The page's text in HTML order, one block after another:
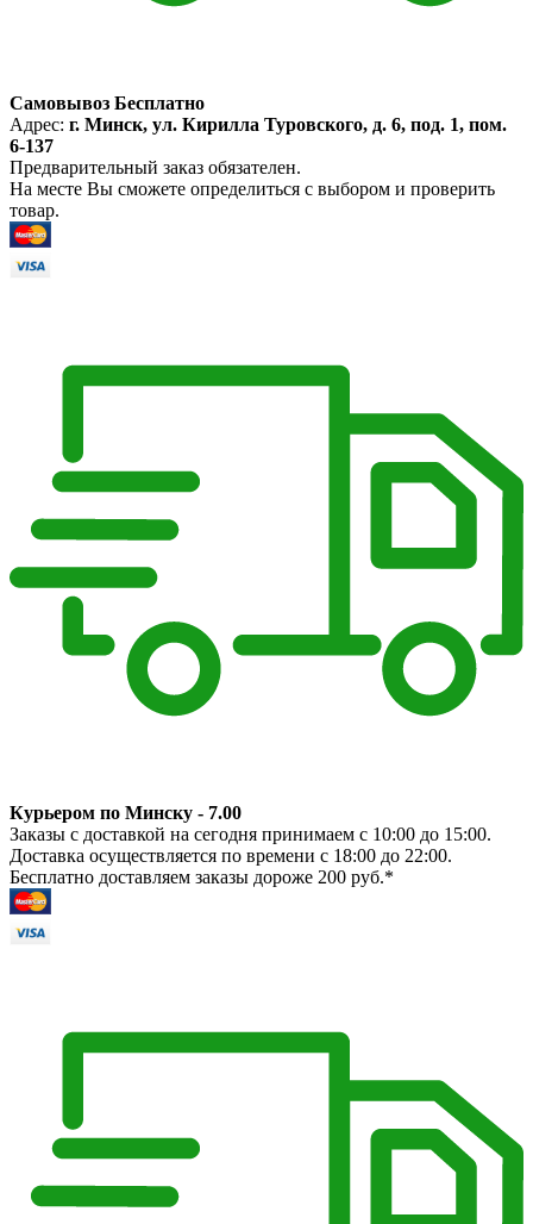
Самовывоз Бесплатно
Адрес: г. Минск, ул. Кирилла Туровского, д. 6, под. 1, пом.
6-137
Предварительный заказ обязателен.
На месте Вы сможете определиться с выбором и проверить
товар.
Курьером по Минску - 7.00
Заказы с доставкой на сегодня принимаем с 10:00 до 15:00.
Доставка осуществляется по времени с 18:00 до 22:00.
Бесплатно доставляем заказы дороже 200 руб.*